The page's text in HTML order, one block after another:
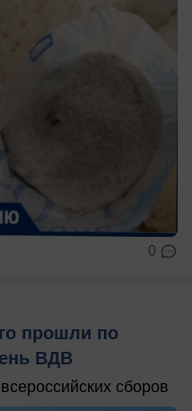
0
прошли по
ВДВ
сборов